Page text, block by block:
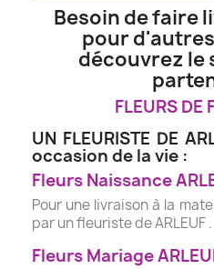
Besoin de faire
pour
découvrez le
FLEURS DE
UN FLEURISTE DE
occasion de la vie :
Fleurs Naissance
Pour une livraison à la
par un fleuriste de ARLEUF .
Fleurs Mariage